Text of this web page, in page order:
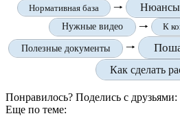
Нормативная база 🠒 Нюансы
Нужные видео 🠒 К
Полезные документы 🠒
Как сделать
Понравилось? Поделись с друзьями:
Еще по теме: